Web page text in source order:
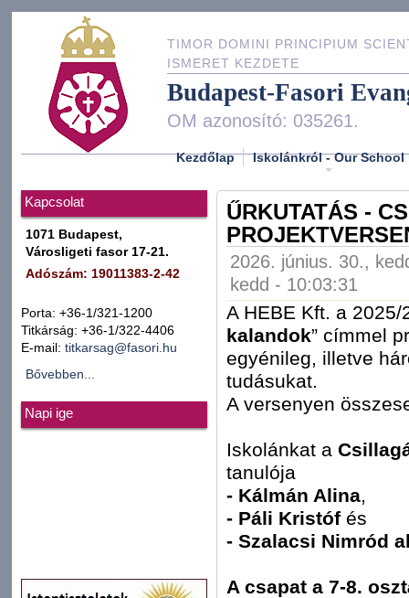
TIMOR DOMINI PRINCIPIUM
ISMERET KEZDETE
Budapest-Fasori
OM azonosító: 035261.
Kezdőlap Iskolánkról - Our School
Kapcsolat
1071 Budapest,
Városligeti fasor 17-21.
Adószám: 19011383-2-42
Porta: +36-1/321-1200
Titkárság: +36-1/322-4406
E-mail: titkarsag@fasori.hu
Bővebben...
Napi ige
ŰRKUTATÁS -
2026. június. 30.,
kedd - 10:03:31
A HEBE Kft. a 2025/
kalandok” címmel
egyénileg, illetve
tudásukat.
A versenyen
Iskolánkat a
tanulója
- Kálmán Alina,
- Páli Kristóf és
- Szalacsi Nimród
A csapat a 7-8.